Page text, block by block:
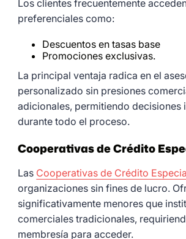
Los clientes frecuentemente
preferenciales como:
Descuentos en tasas base
Promociones exclusivas.
La principal ventaja radica en el
personalizado sin presiones
adicionales, permitiendo decisiones
durante todo el proceso.
Cooperativas de Crédito
Las Cooperativas de Crédito
organizaciones sin fines de lucro.
significativamente menores que
comerciales tradicionales,
membresía para acceder.